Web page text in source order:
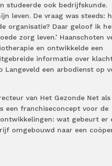
studeerde ook bedrijfskunde.
leven. De vraag was steeds:
organisatie? Daar geloof ik
zorg leven.’ Haanschoten
en ontwikkelde een
informatie over
Langeveld een arbodienst op
van Het Gezonde Net als
een franchiseconcept voor de
wat gebeurt er
omgebouwd naar een